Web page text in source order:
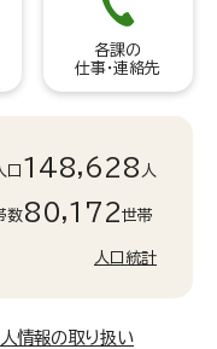
各課の
仕事・連絡先
口 148,628 人
数80,172世帯
人口統計
情報の取り扱い